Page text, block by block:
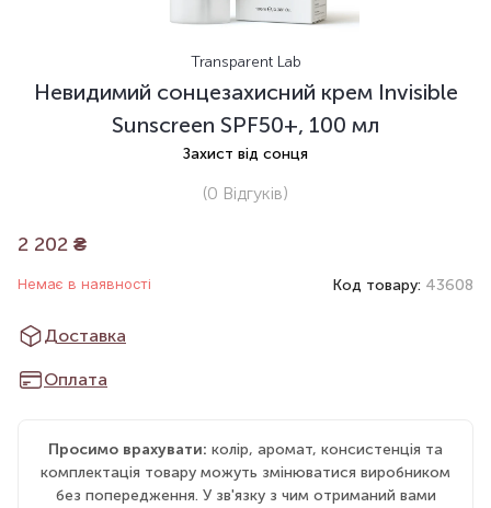
Transparent Lab
Невидимий сонцезахисний крем Invisible
Sunscreen SPF50+, 100 мл
Захист від сонця
(0 Відгуків)
2 202 ₴
Немає в наявності Код товару: 43608
Доставка
Оплата
Просимо врахувати: колір, аромат, консистенція та
комплектація товару можуть змінюватися виробником
без попередження. У зв'язку з чим отриманий вами